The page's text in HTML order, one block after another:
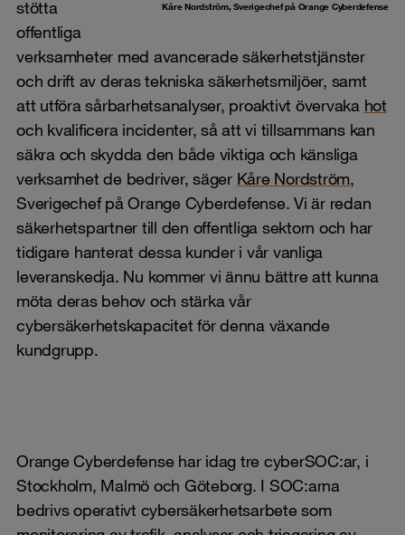
Kåre Nordström, Sverigechef på Orange Cyberdefense
stötta
offentliga
verksamheter med avancerade säkerhetstjänster
och drift av deras tekniska säkerhetsmiljöer, samt
att utföra sårbarhetsanalyser, proaktivt övervaka hot
och kvalificera incidenter, så att vi tillsammans kan
säkra och skydda den både viktiga och känsliga
verksamhet de bedriver, säger Kåre Nordström,
Sverigechef på Orange Cyberdefense. Vi är redan
säkerhetspartner till den offentliga sektorn och har
tidigare hanterat dessa kunder i vår vanliga
leveranskedja. Nu kommer vi ännu bättre att kunna
möta deras behov och stärka vår
cybersäkerhetskapacitet för denna växande
kundgrupp.
Orange Cyberdefense har idag tre cyberSOC:ar, i
Stockholm, Malmö och Göteborg. I SOC:arna
bedrivs operativt cybersäkerhetsarbete som